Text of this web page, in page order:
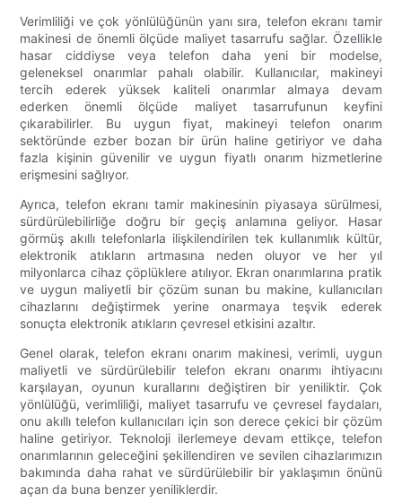
Verimliliği ve çok yönlülüğünün yanı sıra, telefon ekranı tamir
makinesi de önemli ölçüde maliyet tasarrufu sağlar. Özellikle
hasar ciddiyse veya telefon daha yeni bir modelse,
geleneksel onarımlar pahalı olabilir. Kullanıcılar, makineyi
tercih ederek yüksek kaliteli onarımlar almaya devam
ederken önemli ölçüde maliyet tasarrufunun keyfini
çıkarabilirler. Bu uygun fiyat, makineyi telefon onarım
sektöründe ezber bozan bir ürün haline getiriyor ve daha
fazla kişinin güvenilir ve uygun fiyatlı onarım hizmetlerine
erişmesini sağlıyor.
Ayrıca, telefon ekranı tamir makinesinin piyasaya sürülmesi,
sürdürülebilirliğe doğru bir geçiş anlamına geliyor. Hasar
görmüş akıllı telefonlarla ilişkilendirilen tek kullanımlık kültür,
elektronik atıkların artmasına neden oluyor ve her yıl
milyonlarca cihaz çöplüklere atılıyor. Ekran onarımlarına pratik
ve uygun maliyetli bir çözüm sunan bu makine, kullanıcıları
cihazlarını değiştirmek yerine onarmaya teşvik ederek
sonuçta elektronik atıkların çevresel etkisini azaltır.
Genel olarak, telefon ekranı onarım makinesi, verimli, uygun
maliyetli ve sürdürülebilir telefon ekranı onarımı ihtiyacını
karşılayan, oyunun kurallarını değiştiren bir yeniliktir. Çok
yönlülüğü, verimliliği, maliyet tasarrufu ve çevresel faydaları,
onu akıllı telefon kullanıcıları için son derece çekici bir çözüm
haline getiriyor. Teknoloji ilerlemeye devam ettikçe, telefon
onarımlarının geleceğini şekillendiren ve sevilen cihazlarımızın
bakımında daha rahat ve sürdürülebilir bir yaklaşımın önünü
açan da buna benzer yeniliklerdir.